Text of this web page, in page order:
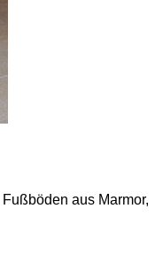
aus Marmor,